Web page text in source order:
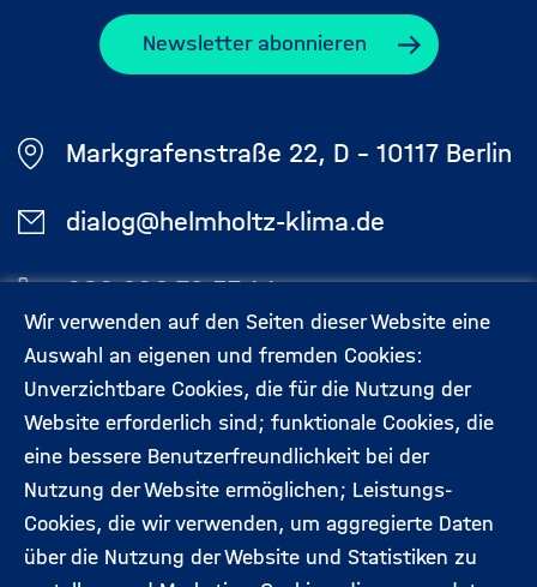
Wir verwenden auf den Seiten dieser Website eine
Auswahl an eigenen und fremden Cookies:
Unverzichtbare Cookies, die für die Nutzung der
Website erforderlich sind; funktionale Cookies, die
eine bessere Benutzerfreundlichkeit bei der
Nutzung der Website ermöglichen; Leistungs-
Cookies, die wir verwenden, um aggregierte Daten
über die Nutzung der Website und Statistiken zu
Newsletter abonnieren
Markgrafenstraße 22, D - 10117 Berlin
dialog@helmholtz-klima.de
030 206 79 57 44
Footermenü
(Hauptseite)
Aktuelles Kontakt
Veranstaltungen Datenschutz
Expert:innen Impressum